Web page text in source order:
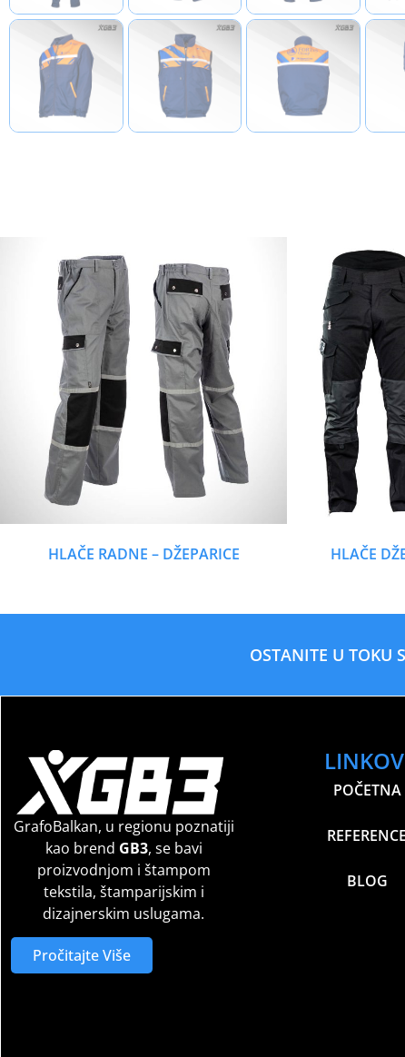
HLAČE RADNE – DŽEPARICE HLAČE
OSTANITE U TOKU
GrafoBalkan, u regionu poznatiji
kao brend GB3, se bavi
proizvodnjom i štampom
tekstila, štamparijskim i
dizajnerskim uslugama.
Pročitajte Više
POČETNA
REFERENCE
BLOG